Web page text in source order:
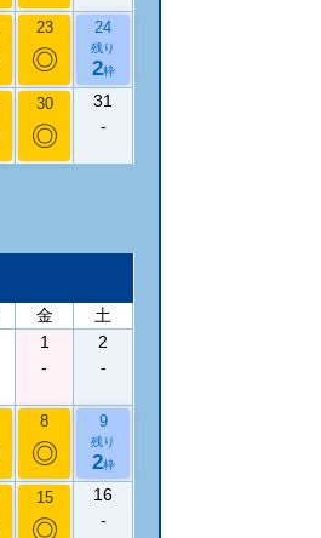
23
◎
24
残り
2枠
30
◎
31
-
金
土
1
-
2
-
8
◎
9
残り
2枠
15
◎
16
-